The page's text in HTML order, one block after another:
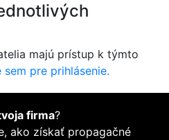
majú prístup k týmto
sem pre prihlásenie.
firma?
ako získať propagačné